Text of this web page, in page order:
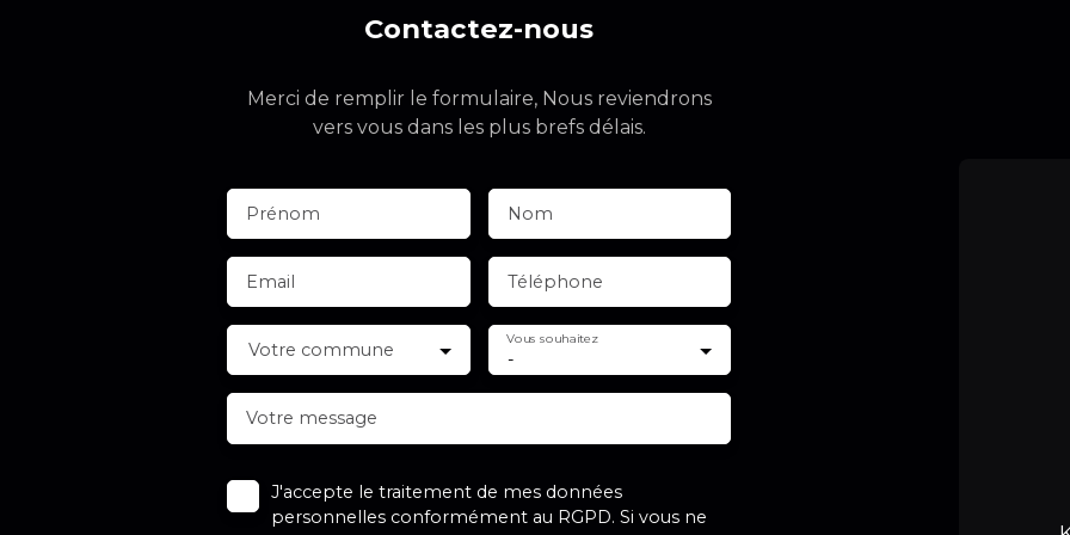
Contactez-nous
Merci de remplir le formulaire, Nous reviendrons
vers vous dans les plus brefs délais.
Prénom Nom
Email Téléphone
Votre commune -
Vous souhaitez
Votre message
J'accepte le traitement de mes données
personnelles conformément au RGPD. Si vous ne